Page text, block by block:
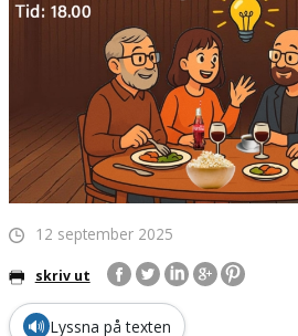
12 september 2025
skriv ut
🔊 Lyssna på texten